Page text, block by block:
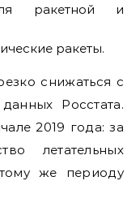
ракетной и
ракеты.
снижаться с
Росстата.
2019 года: за
летательных
же периоду